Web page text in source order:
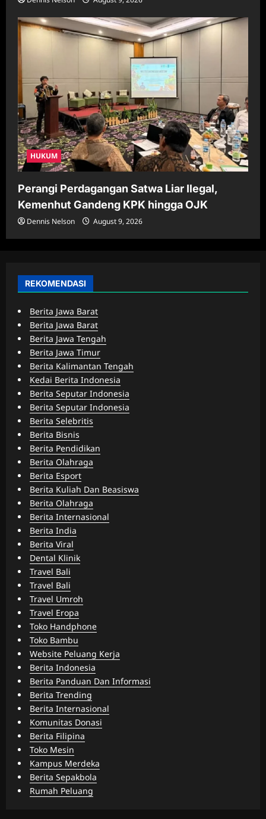
HUKUM
Perangi Perdagangan Satwa Liar Ilegal,
Kemenhut Gandeng KPK hingga OJK
Dennis Nelson August 9, 2026
REKOMENDASI
Berita Jawa Barat
Berita Jawa Barat
Berita Jawa Tengah
Berita Jawa Timur
Berita Kalimantan Tengah
Kedai Berita Indonesia
Berita Seputar Indonesia
Berita Seputar Indonesia
Berita Selebritis
Berita Bisnis
Berita Pendidikan
Berita Olahraga
Berita Esport
Berita Kuliah Dan Beasiswa
Berita Olahraga
Berita Internasional
Berita India
Berita Viral
Dental Klinik
Travel Bali
Travel Bali
Travel Umroh
Travel Eropa
Toko Handphone
Toko Bambu
Website Peluang Kerja
Berita Indonesia
Berita Panduan Dan Informasi
Berita Trending
Berita Internasional
Komunitas Donasi
Berita Filipina
Toko Mesin
Kampus Merdeka
Berita Sepakbola
Rumah Peluang